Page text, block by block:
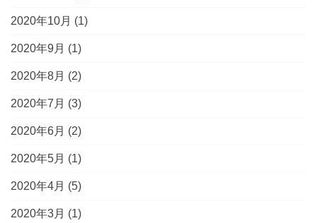
2020年10月 (1)
2020年9月 (1)
2020年8月 (2)
2020年7月 (3)
2020年6月 (2)
2020年5月 (1)
2020年4月 (5)
2020年3月 (1)